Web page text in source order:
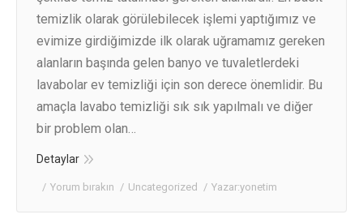
temizlik olarak görülebilecek işlemi yaptığımız ve
evimize girdiğimizde ilk olarak uğramamız gereken
alanların başında gelen banyo ve tuvaletlerdeki
lavabolar ev temizliği için son derece önemlidir. Bu
amaçla lavabo temizliği sık sık yapılmalı ve diğer
bir problem olan…
Detaylar
Yorum bırakın Uncategorized Yazar:yonetim